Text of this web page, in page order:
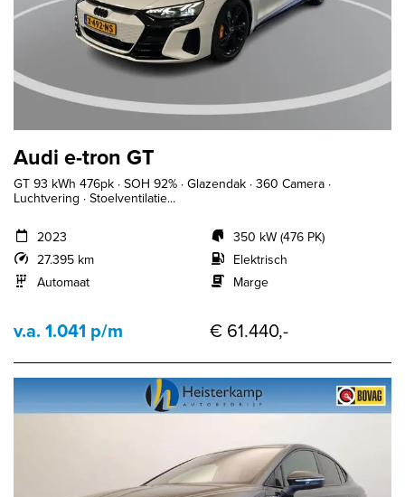
Audi e-tron GT
GT 93 kWh 476pk · SOH 92% · Glazendak · 360 Camera ·
Luchtvering · Stoelventilatie...
2023
27.395 km
Automaat
350 kW (476 PK)
Elektrisch
Marge
v.a. 1.041 p/m € 61.440,-